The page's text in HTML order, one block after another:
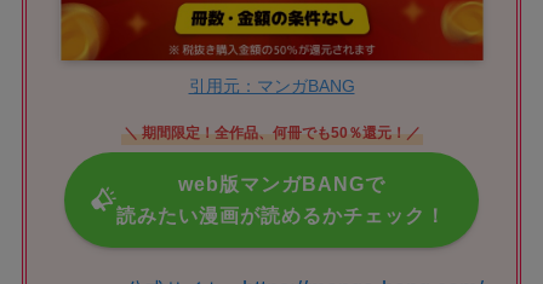
引用元：マンガBANG
＼ 期間限定！全作品、何冊でも50％還元！／
web版マンガBANGで
読みたい漫画が読めるかチェック！